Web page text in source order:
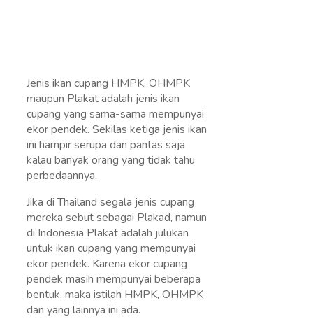
Jenis ikan cupang HMPK, OHMPK
maupun Plakat adalah jenis ikan
cupang yang sama-sama mempunyai
ekor pendek. Sekilas ketiga jenis ikan
ini hampir serupa dan pantas saja
kalau banyak orang yang tidak tahu
perbedaannya.
Jika di Thailand segala jenis cupang
mereka sebut sebagai Plakad, namun
di Indonesia Plakat adalah julukan
untuk ikan cupang yang mempunyai
ekor pendek. Karena ekor cupang
pendek masih mempunyai beberapa
bentuk, maka istilah HMPK, OHMPK
dan yang lainnya ini ada.